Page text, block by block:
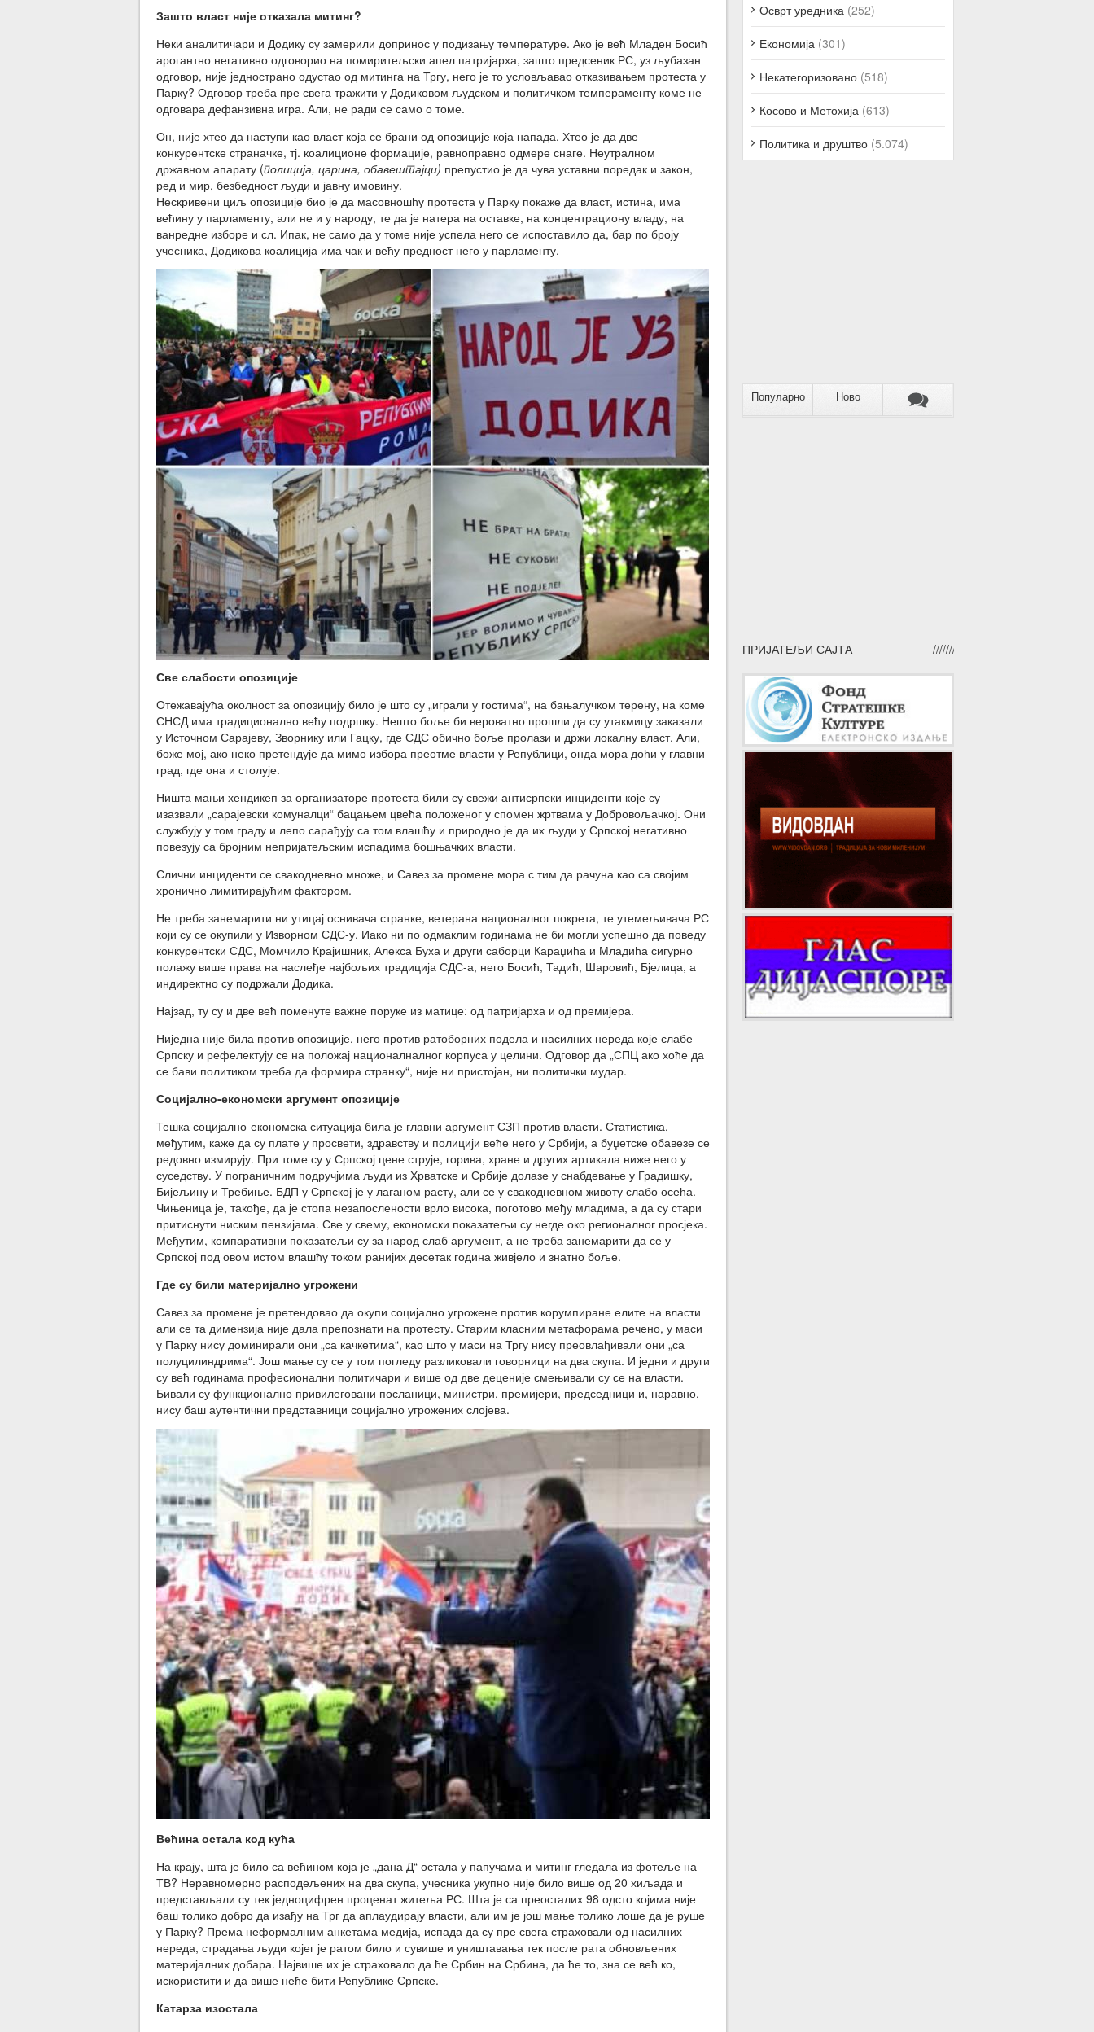
Зашто власт није отказала митинг?
Неки аналитичари и Додику су замерили допринос у подизању температуре. Ако је већ Младен Босић
арогантно негативно одговорио на помиритељски апел патријарха, зашто предсеник РС, уз љубазан
одговор, није једнострано одустао од митинга на Тргу, него је то условљавао отказивањем протеста у
Парку? Одговор треба пре свега тражити у Додиковом људском и политичком темпераменту коме не
одговара дефанзивна игра. Али, не ради се само о томе.
Он, није хтео да наступи као власт која се брани од опозиције која напада. Хтео је да две
конкурентске страначке, тј. коалиционе формације, равноправно одмере снаге. Неутралном
државном апарату (полиција, царина, обавештајци) препустио је да чува уставни поредак и закон,
ред и мир, безбедност људи и јавну имовину.
Нескривени циљ опозиције био је да масовношћу протеста у Парку покаже да власт, истина, има
већину у парламенту, али не и у народу, те да је натера на оставке, на концентрациону владу, на
ванредне изборе и сл. Ипак, не само да у томе није успела него се испоставило да, бар по броју
учесника, Додикова коалиција има чак и већу предност него у парламенту.
Све слабости опозиције
Отежавајућа околност за опозицију било је што су „играли у гостима“, на бањалучком терену, на коме
СНСД има традиционално већу подршку. Нешто боље би вероватно прошли да су утакмицу заказали
у Источном Сарајеву, Зворнику или Гацку, где СДС обично боље пролази и држи локалну власт. Али,
боже мој, ако неко претендује да мимо избора преотме власти у Републици, онда мора доћи у главни
град, где она и столује.
Ништа мањи хендикеп за организаторе протеста били су свежи антисрпски инциденти које су
изазвали „сарајевски комуналци“ бацањем цвећа положеног у спомен жртвама у Добровољачкој. Они
службују у том граду и лепо сарађују са том влашћу и природно је да их људи у Српској негативно
повезују са бројним непријатељским испадима бошњачких власти.
Слични инциденти се свакодневно множе, и Савез за промене мора с тим да рачуна као са својим
хронично лимитирајућим фактором.
Не треба занемарити ни утицај оснивача странке, ветерана националног покрета, те утемељивача РС
који су се окупили у Изворном СДС-у. Иако ни по одмаклим годинама не би могли успешно да поведу
конкурентски СДС, Момчило Крајишник, Алекса Буха и други саборци Караџића и Младића сигурно
полажу више права на наслеђе најбољих традиција СДС-а, него Босић, Тадић, Шаровић, Бјелица, а
индиректно су подржали Додика.
Најзад, ту су и две већ поменуте важне поруке из матице: од патријарха и од премијера.
Ниједна није била против опозиције, него против ратоборних подела и насилних нереда које слабе
Српску и рефелектују се на положај националналног корпуса у целини. Одговор да „СПЦ ако хоће да
се бави политиком треба да формира странку“, није ни пристојан, ни политички мудар.
Социјално-економски аргумент опозиције
Тешка социјално-економска ситуација била је главни аргумент СЗП против власти. Статистика,
међутим, каже да су плате у просвети, здравству и полицији веће него у Србији, а буџетске обавезе се
редовно измирују. При томе су у Српској цене струје, горива, хране и других артикала ниже него у
суседству. У пограничним подручјима људи из Хрватске и Србије долазе у снабдевање у Градишку,
Бијељину и Требиње. БДП у Српској је у лаганом расту, али се у свакодневном животу слабо осећа.
Чињеница је, такође, да је стопа незапослености врло висока, поготово међу младима, а да су стари
притиснути ниским пензијама. Све у свему, економски показатељи су негде око регионалног просјека.
Међутим, компаративни показатељи су за народ слаб аргумент, а не треба занемарити да се у
Српској под овом истом влашћу током ранијих десетак година живјело и знатно боље.
Где су били материјално угрожени
Савез за промене је претендовао да окупи социјално угрожене против корумпиране елите на власти
али се та димензија није дала препознати на протесту. Старим класним метафорама речено, у маси
у Парку нису доминирали они „са качкетима“, као што у маси на Тргу нису преовлађивали они „са
полуцилиндрима“. Још мање су се у том погледу разликовали говорници на два скупа. И једни и други
су већ годинама професионални политичари и више од две деценије смењивали су се на власти.
Бивали су функционално привилеговани посланици, министри, премијери, председници и, наравно,
нису баш аутентични представници социјално угрожених слојева.
Већина остала код кућа
На крају, шта је било са већином која је „дана Д“ остала у папучама и митинг гледала из фотеље на
ТВ? Неравномерно расподељених на два скупа, учесника укупно није било више од 20 хиљада и
представљали су тек једноцифрен проценат житеља РС. Шта је са преосталих 98 одсто којима није
баш толико добро да изађу на Трг да аплаудирају власти, али им је још мање толико лоше да је руше
у Парку? Према неформалним анкетама медија, испада да су пре свега страховали од насилних
нереда, страдања људи којег је ратом било и сувише и уништавања тек после рата обновљених
материјалних добара. Највише их је страховало да ће Србин на Србина, да ће то, зна се већ ко,
искористити и да више неће бити Републике Српске.
Катарза изостала
Осврт уредника (252)
Економија (301)
Некатегоризовано (518)
Косово и Метохија (613)
Политика и друштво (5.074)
Популарно Ново
ПРИЈАТЕЉИ САЈТА